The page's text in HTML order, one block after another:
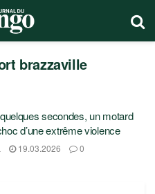
brazzaville
secondes, un motard
d’une extrême violence
19.03.2026 0